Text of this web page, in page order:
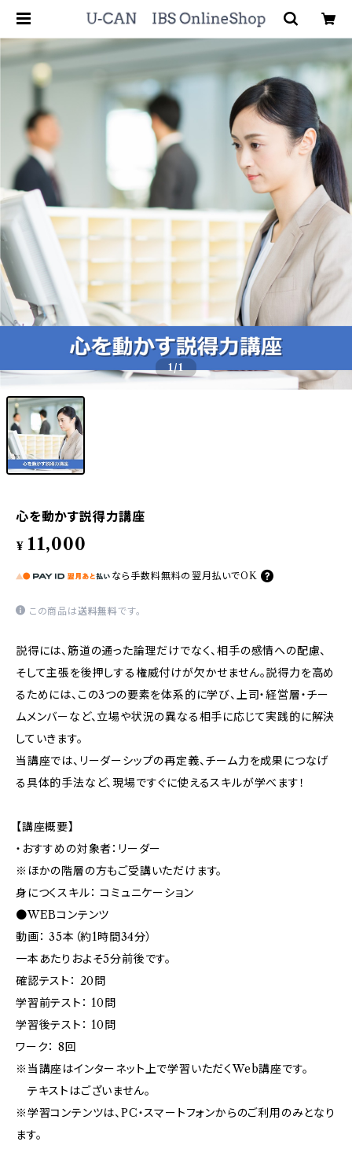
1/1
心を動かす説得力講座
¥ 11,000
なら 手数料無料の 翌月払いでOK
この商品は送料無料です。
説得には、筋道の通った論理だけでなく、相手の感情への配慮、
そして主張を後押しする権威付けが欠かせません。説得力を高め
るためには、この3つの要素を体系的に学び、上司・経営層・チー
ムメンバーなど、立場や状況の異なる相手に応じて実践的に解決
していきます。
当講座では、リーダーシップの再定義、チーム力を成果につなげ
る具体的手法など、現場ですぐに使えるスキルが学べます！
【講座概要】
・おすすめの対象者：リーダー
※ほかの階層の方もご受講いただけます。
身につくスキル： コミュニケーション
●WEBコンテンツ
動画： 35本（約1時間34分）
一本あたりおよそ5分前後です。
確認テスト： 20問
学習前テスト： 10問
学習後テスト： 10問
ワーク： 8回
※当講座はインターネット上で学習いただくWeb講座です。
テキストはございません。
※学習コンテンツは、PC・スマートフォンからのご利用のみとなり
ます。